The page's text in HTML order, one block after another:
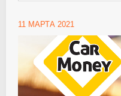
11 МАРТА 2021